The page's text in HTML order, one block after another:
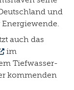
und
auch das
im
Tiefwasser-
kommenden